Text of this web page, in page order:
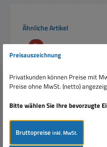
Produktgalerie überspringen
Ähnliche Artikel
%Rabatt
Preisauszeichnung
Privatkunden können Preise mit
Preise ohne MwSt. (netto)
Bitte wählen Sie Ihre bevorzugte
Bruttopreiseinkl. MwSt.